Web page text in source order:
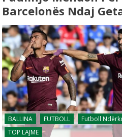
Barcelonës Ndaj
BALLINA FUTBOLL Futboll
TOP LAJME